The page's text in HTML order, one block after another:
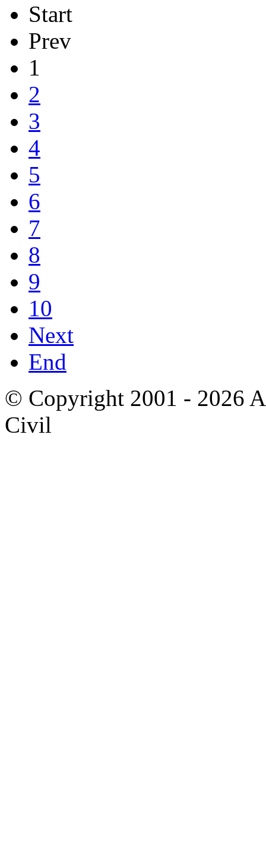
Start
Prev
1
2
3
4
5
6
7
8
9
10
Next
End
© Copyright 2001 - 2026
Civil